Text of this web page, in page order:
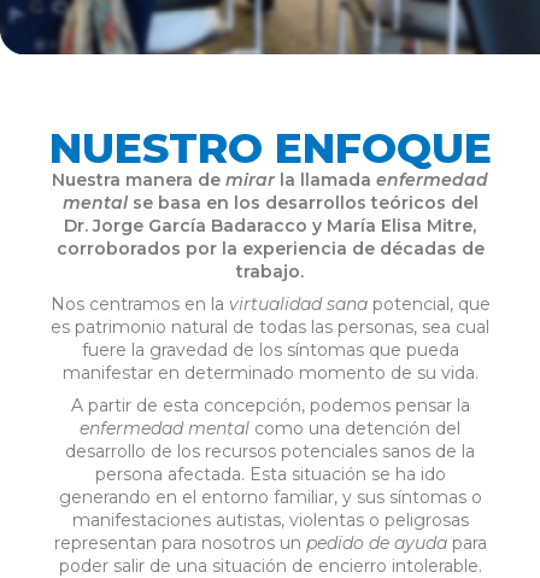
NUESTRO ENFOQUE
Nuestra manera de mirar la llamada enfermedad
mentalse basa en los desarrollos teóricos del
Dr. Jorge García Badaracco y María Elisa Mitre,
corroborados por la experiencia de décadas de
trabajo.
Nos centramos en la virtualidad sanapotencial, que
es patrimonio natural de todas las personas, sea cual
fuere la gravedad de los síntomas que pueda
manifestar en determinado momento de su vida.
A partir de esta concepción, podemos pensar la
enfermedad mental como una detención del
desarrollo de los recursos potenciales sanos de la
persona afectada. Esta situación se ha ido
generando en el entorno familiar, y sus síntomas o
manifestaciones autistas, violentas o peligrosas
representan para nosotros un pedido de ayuda para
poder salir de una situación de encierro intolerable.